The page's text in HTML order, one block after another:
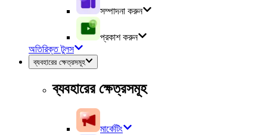
সম্পাদনা করুন
প্রকাশ করুন
অতিরিক্ত টুলস
ব্যবহারের ক্ষেত্রসমূহ
ব্যবহারের ক্ষেত্রসমূহ
মার্কেটিং